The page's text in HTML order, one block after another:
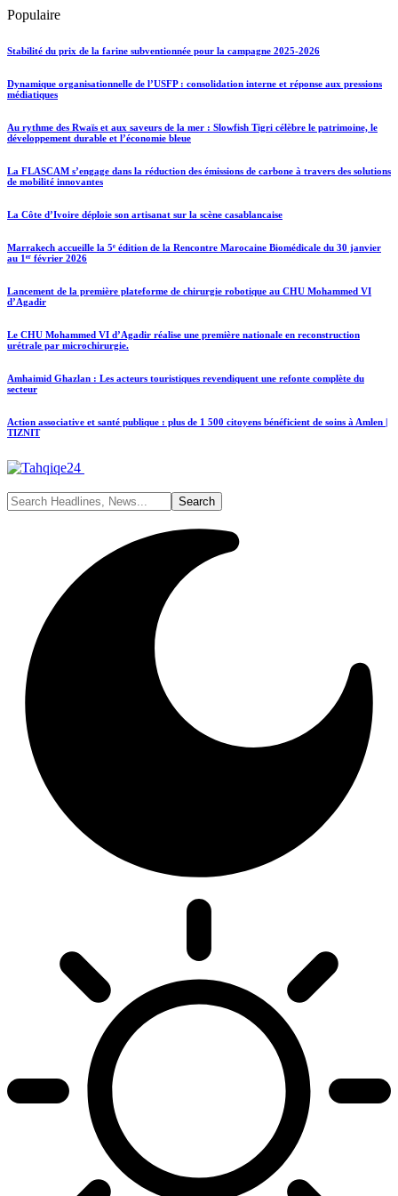
Populaire
Stabilité du prix de la farine subventionnée pour la campagne 2025-2026
Dynamique organisationnelle de l’USFP : consolidation interne et réponse aux pressions
médiatiques
Au rythme des Rwaïs et aux saveurs de la mer : Slowfish Tigri célèbre le patrimoine, le
développement durable et l’économie bleue
La FLASCAM s’engage dans la réduction des émissions de carbone à travers des solutions
de mobilité innovantes
La Côte d’Ivoire déploie son artisanat sur la scène casablancaise
Marrakech accueille la 5ᵉ édition de la Rencontre Marocaine Biomédicale du 30 janvier
au 1ᵉʳ février 2026
Lancement de la première plateforme de chirurgie robotique au CHU Mohammed VI
d’Agadir
Le CHU Mohammed VI d’Agadir réalise une première nationale en reconstruction
urétrale par microchirurgie.
Amhaimid Ghazlan : Les acteurs touristiques revendiquent une refonte complète du
secteur
Action associative et santé publique : plus de 1 500 citoyens bénéficient de soins à Amlen |
TIZNIT